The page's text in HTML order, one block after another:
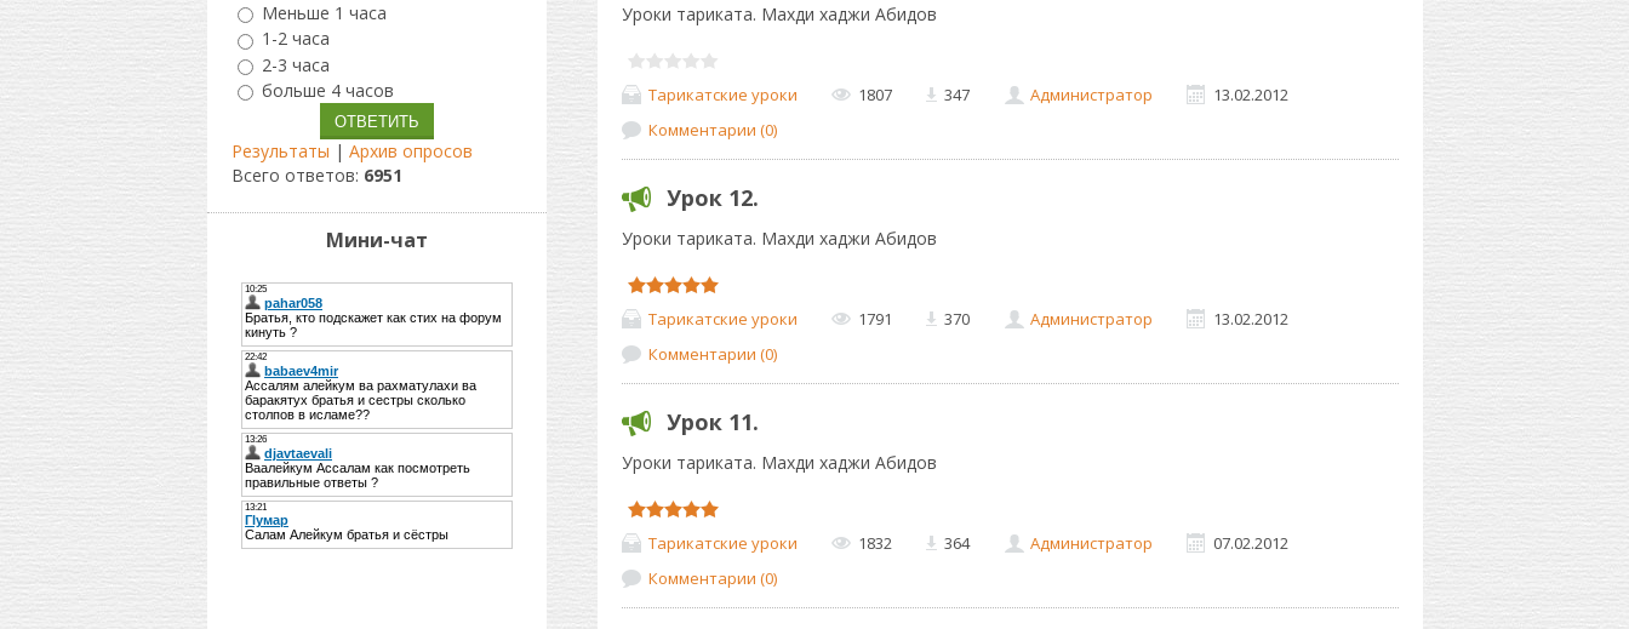
Уроки тариката. Махди хаджи Абидов
Тарикатские уроки 1807 347 Администратор
13.02.2012
Комментарии (0)
Урок 12.
Уроки тариката. Махди хаджи Абидов
Тарикатские уроки 1791 370 Администратор
13.02.2012
Комментарии (0)
Урок 11.
Уроки тариката. Махди хаджи Абидов
Тарикатские уроки 1832 364 Администратор
07.02.2012
Комментарии (0)
Меньше 1 часа
1-2 часа
2-3 часа
больше 4 часов
Результаты | Архив опросов
Всего ответов: 6951
Мини-чат